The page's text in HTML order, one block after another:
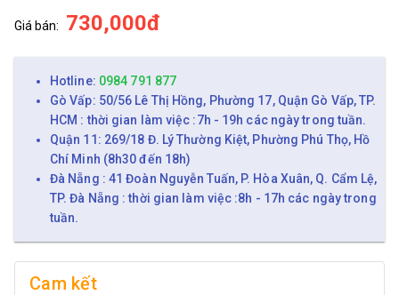
Giá bán: 730,000đ
Hotline: 0984 791 877
Gò Vấp: 50/56 Lê Thị Hồng, Phường 17, Quận Gò Vấp, TP.
HCM : thời gian làm việc :7h - 19h các ngày trong tuần.
Quận 11: 269/18 Đ. Lý Thường Kiệt, Phường Phú Thọ, Hồ
Chí Minh (8h30 đến 18h)
Đà Nẵng : 41 Đoàn Nguyễn Tuấn, P. Hòa Xuân, Q. Cẩm Lệ,
TP. Đà Nẵng : thời gian làm việc :8h - 17h các ngày trong
tuần.
Cam kết